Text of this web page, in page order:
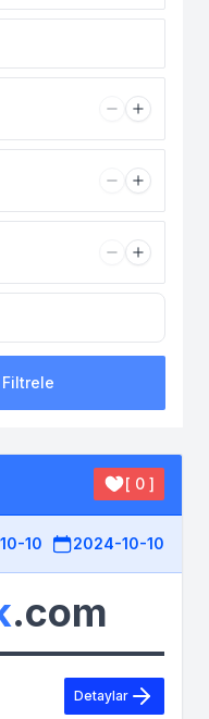
Filtrele
[ 0 ]
10 2024-10-10
.com
Detaylar